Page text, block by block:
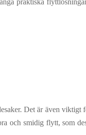
praktiska
Det är även viktigt
och smidig flytt, som